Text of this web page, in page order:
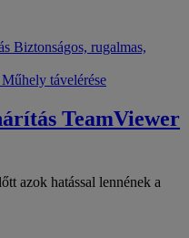
Biztonságos, rugalmas,
Műhely távelérése
TeamViewer
azok hatással lennének a